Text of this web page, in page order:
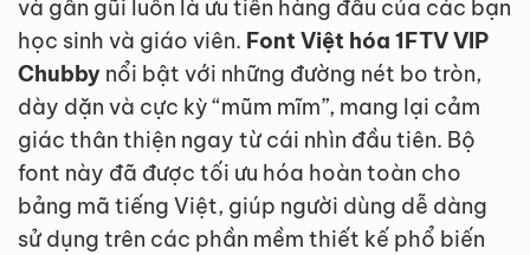
và gần gũi luôn là ưu tiên hàng đầu của các bạn
học sinh và giáo viên. Font Việt hóa 1FTV VIP
Chubby nổi bật với những đường nét bo tròn,
dày dặn và cực kỳ “mũm mĩm”, mang lại cảm
giác thân thiện ngay từ cái nhìn đầu tiên. Bộ
font này đã được tối ưu hóa hoàn toàn cho
bảng mã tiếng Việt, giúp người dùng dễ dàng
sử dụng trên các phần mềm thiết kế phổ biến